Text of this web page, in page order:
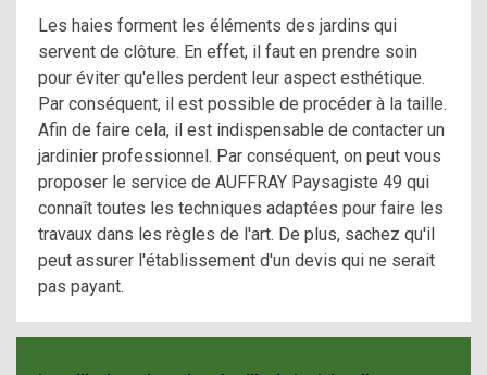
Les haies forment les éléments des jardins qui
servent de clôture. En effet, il faut en prendre soin
pour éviter qu'elles perdent leur aspect esthétique.
Par conséquent, il est possible de procéder à la taille.
Afin de faire cela, il est indispensable de contacter un
jardinier professionnel. Par conséquent, on peut vous
proposer le service de AUFFRAY Paysagiste 49 qui
connaît toutes les techniques adaptées pour faire les
travaux dans les règles de l'art. De plus, sachez qu'il
peut assurer l'établissement d'un devis qui ne serait
pas payant.